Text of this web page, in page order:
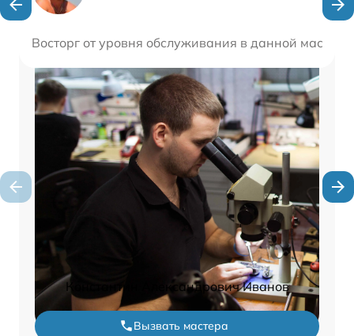
Восторг от уровня обслуживания в данной
Константин Александрович Иванов
Вызвать мастера